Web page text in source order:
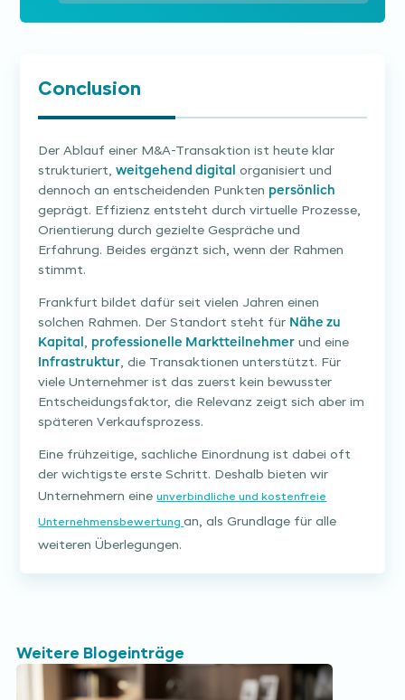
Conclusion
Der Ablauf einer M&A-Transaktion ist heute klar
strukturiert,weitgehend digital
organisiert und
dennoch an entscheidenden Punkten persönlich
geprägt. Effizienz entsteht durch virtuelle Prozesse,
Orientierung durch gezielte Gespräche und
Erfahrung. Beides ergänzt sich, wenn der Rahmen
stimmt.
Frankfurt bildet dafür seit vielen Jahren einen
solchen Rahmen. Der Standort steht für Nähe zu
Kapital
professionelle Marktteilnehmer und eine
Infrastruktur , die Transaktionen unterstützt. Für
viele Unternehmer ist das zuerst kein bewusster
Entscheidungsfaktor, die Relevanz zeigt sich aber im
späteren Verkaufsprozess.
Eine frühzeitige, sachliche Einordnung ist dabei oft
der wichtigste erste Schritt. Deshalb bieten wir
Unternehmern eineunverbindliche und kostenfreie
Unternehmensbewertungan, als Grundlage für alle
weiteren Überlegungen.
Weitere Blogeinträge